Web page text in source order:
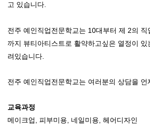
고 있습니다.
전주 예인직업전문학교는 10대부터 제 2의 직
까지 뷰티아티스트로 활약하고싶은 열정이 있
려있습니다.
전주 예인직업전문학교는 여러분의 상담을 언
교육과정
메이크업, 피부미용, 네일미용, 헤어디자인